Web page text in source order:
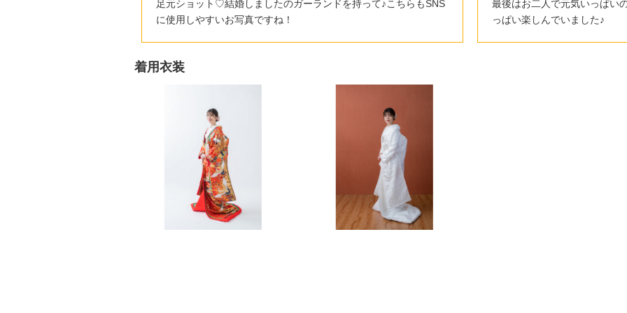
足元ショット♡結婚しましたのガーランドを持って♪こちらもSNS
に使用しやすいお写真ですね！
最後はお二人で元気いっぱい
っぱい楽しんでいました♪
着用衣装